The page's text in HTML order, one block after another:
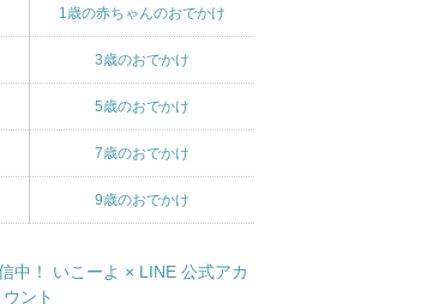
1歳の赤ちゃんのおでかけ
3歳のおでかけ
5歳のおでかけ
7歳のおでかけ
9歳のおでかけ